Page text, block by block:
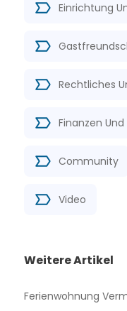
Einrichtung
Rechtliches
Finanzen
Community
Video
Weitere Artikel
Ferienwohnung